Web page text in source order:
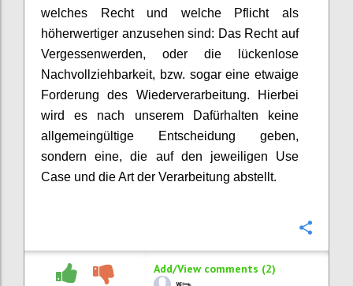
welches Recht und welche Pflicht als
höherwertiger anzusehen sind: Das Recht auf
Vergessenwerden, oder die lückenlose
Nachvollziehbarkeit, bzw. sogar eine etwaige
Forderung des Wiederverarbeitung. Hierbei
wird es nach unserem Dafürhalten keine
allgemeingültige Entscheidung geben,
sondern eine, die auf den jeweiligen Use
Case und die Art der Verarbeitung abstellt.
Add/View comments (2)